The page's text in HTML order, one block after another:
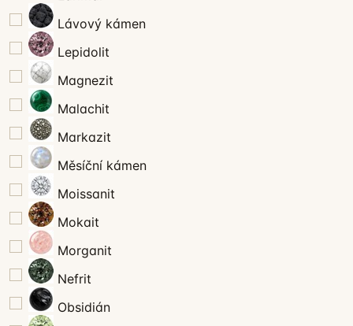
Lávový kámen
Lepidolit
Magnezit
Malachit
Markazit
Měsíční kámen
Moissanit
Mokait
Morganit
Nefrit
Obsidián